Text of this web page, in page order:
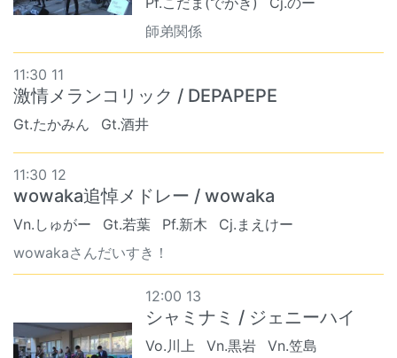
師弟関係
11:30 11
激情メランコリック / DEPAPEPE
Gt.たかみん Gt.酒井
11:30 12
wowaka追悼メドレー / wowaka
Vn.しゅがー Gt.若葉 Pf.新木
Cj.まえけー
wowakaさんだいすき！
12:00 13
シャミナミ / ジェニーハイ
Vo.川上 Vn.黒岩 Vn.笠島